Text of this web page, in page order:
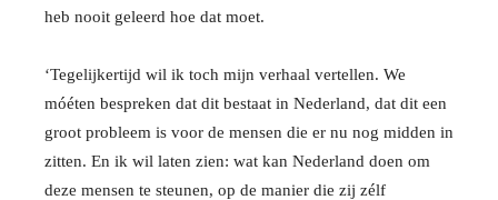
heb nooit geleerd hoe dat moet.
‘Tegelijkertijd wil ik toch mijn verhaal vertellen. We
móéten bespreken dat dit bestaat in Nederland, dat dit een
groot probleem is voor de mensen die er nu nog midden in
zitten. En ik wil laten zien: wat kan Nederland doen om
deze mensen te steunen, op de manier die zij zélf